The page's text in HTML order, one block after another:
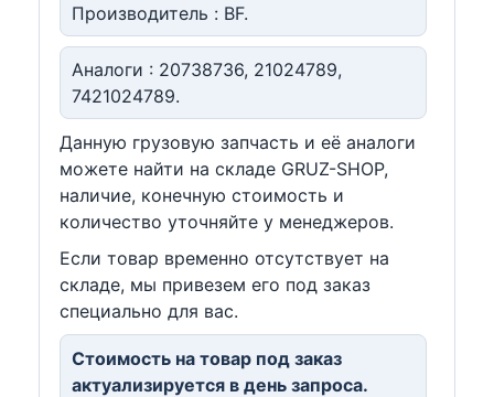
Производитель : BF.
Аналоги : 20738736, 21024789,
7421024789.
Данную грузовую запчасть и её аналоги
можете найти на складе GRUZ-SHOP,
наличие, конечную стоимость и
количество уточняйте у менеджеров.
Если товар временно отсутствует на
складе, мы привезем его под заказ
специально для вас.
Стоимость на товар под заказ
актуализируется в день запроса.